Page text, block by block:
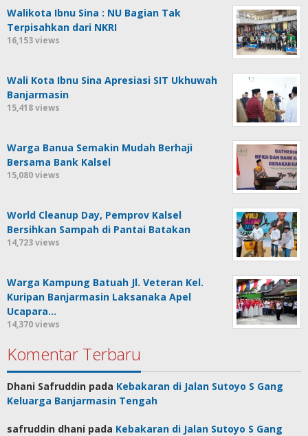
Walikota Ibnu Sina : NU Bagian Tak
Terpisahkan dari NKRI
16,153 views
Wali Kota Ibnu Sina Apresiasi SIT Ukhuwah
Banjarmasin
15,418 views
Warga Banua Semakin Mudah Berhaji
Bersama Bank Kalsel
15,080 views
World Cleanup Day, Pemprov Kalsel
Bersihkan Sampah di Pantai Batakan
14,723 views
Warga Kampung Batuah Jl. Veteran Kel.
Kuripan Banjarmasin Laksanaka Apel
Ucapara…
14,370 views
Komentar Terbaru
Dhani Safruddin pada Kebakaran di Jalan Sutoyo S Gang
Keluarga Banjarmasin Tengah
safruddin dhani pada Kebakaran di Jalan Sutoyo S Gang